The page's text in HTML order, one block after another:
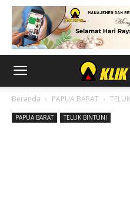
Beranda PAPUA BARAT
PAPUA BARAT TELUK BINTUNI